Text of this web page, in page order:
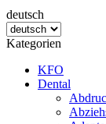
deutsch
Kategorien
KFO
Dental